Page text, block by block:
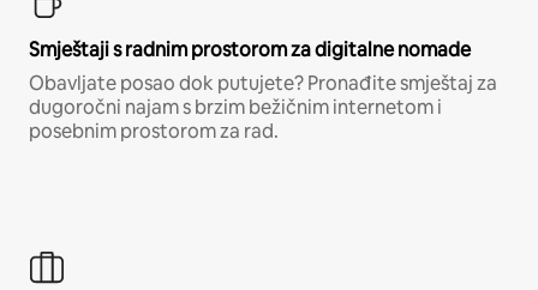
Smještaji s radnim prostorom za digitalne nomade
Obavljate posao dok putujete? Pronađite smještaj za
dugoročni najam s brzim bežičnim internetom i
posebnim prostorom za rad.